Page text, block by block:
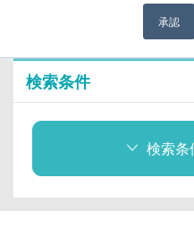
承認
1
検索条件
検索条